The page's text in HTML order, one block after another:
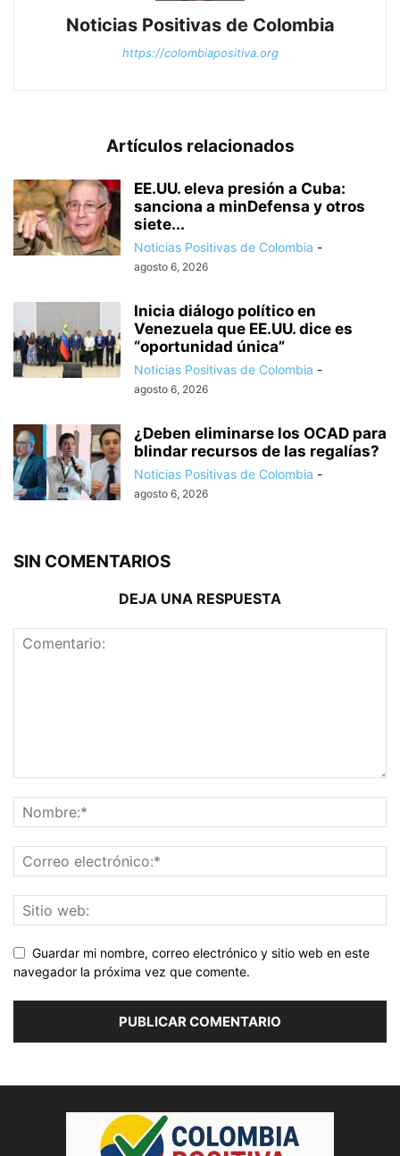
Noticias Positivas de Colombia
https://colombiapositiva.org
Artículos relacionados
EE.UU. eleva presión a Cuba:
sanciona a minDefensa y otros
siete...
Noticias Positivas de Colombia -
agosto 6, 2026
Inicia diálogo político en
Venezuela que EE.UU. dice es
“oportunidad única”
Noticias Positivas de Colombia -
agosto 6, 2026
¿Deben eliminarse los OCAD para
blindar recursos de las regalías?
Noticias Positivas de Colombia -
agosto 6, 2026
SIN COMENTARIOS
DEJA UNA RESPUESTA
Guardar mi nombre, correo electrónico y sitio web en este
navegador la próxima vez que comente.